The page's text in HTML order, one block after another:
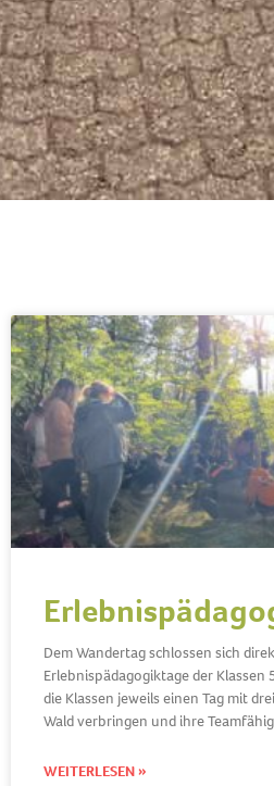
Dem Wandertag schlossen sich
Erlebnispädagogiktage der Klassen
die Klassen jeweils einen Tag mit
Wald verbringen und ihre
WEITERLESEN »